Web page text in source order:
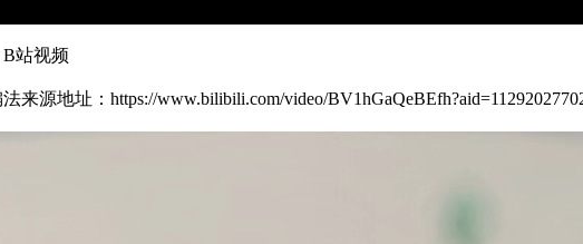
站视频
来源地址：https://www.bilibili.com/video/